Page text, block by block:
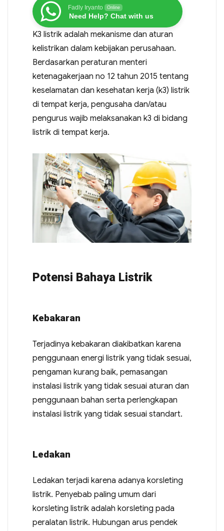
Fadly Iryanto Online
Need Help? Chat with us
K3 listrik adalah mekanisme dan aturan
kelistrikan dalam kebijakan perusahaan.
Berdasarkan peraturan menteri
ketenagakerjaan no 12 tahun 2015 tentang
keselamatan dan kesehatan kerja (k3) listrik
di tempat kerja, pengusaha dan/atau
pengurus wajib melaksanakan k3 di bidang
listrik di tempat kerja.
Potensi Bahaya Listrik
Kebakaran
Terjadinya kebakaran diakibatkan karena
penggunaan energi listrik yang tidak sesuai,
pengaman kurang baik, pemasangan
instalasi listrik yang tidak sesuai aturan dan
penggunaan bahan serta perlengkapan
instalasi listrik yang tidak sesuai standart.
Ledakan
Ledakan terjadi karena adanya korsleting
listrik. Penyebab paling umum dari
korsleting listrik adalah korsleting pada
peralatan listrik. Hubungan arus pendek